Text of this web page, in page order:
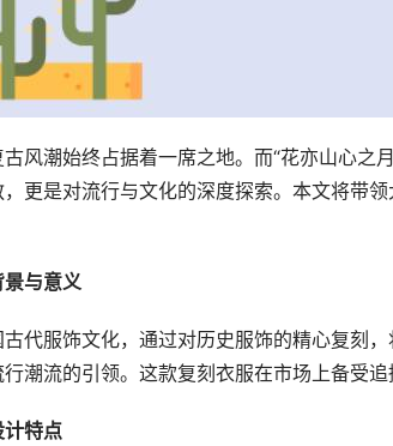
风潮始终占据着一席之地。而“花亦山心之
更是对流行与文化的深度探索。本文将带
与意义
代服饰文化，通过对历史服饰的精心复刻
潮流的引领。这款复刻衣服在市场上备受追
计特点